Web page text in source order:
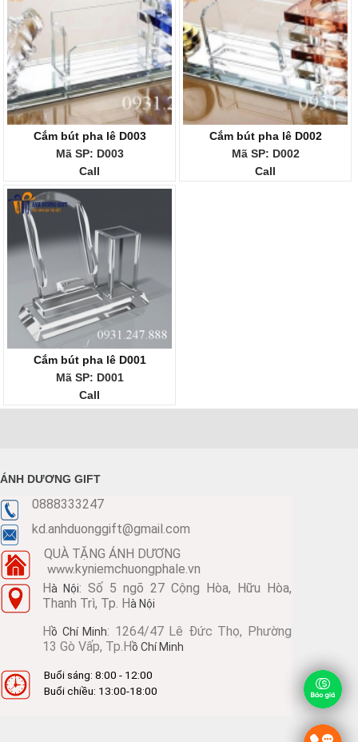
Cắm bút pha lê D003
Mã SP: D003
Call
Cắm bút pha lê D002
Mã SP: D002
Call
Cắm bút pha lê D001
Mã SP: D001
Call
ÁNH DƯƠNG GIFT
0888333247
kd.anhduonggift@gmail.com
QUÀ TẶNG ÁNH DƯƠNG
www.kyniemchuongphale.vn
Hà Nội: Số 5 ngõ 27 Cộng Hòa, Hữu Hòa,
Thanh Trì, Tp. Hà Nội
Hồ Chí Minh: 1264/47 Lê Đức Thọ, Phường
13 Gò Vấp, Tp.Hồ Chí Minh
Buổi sáng: 8:00 - 12:00
Buổi chiều: 13:00-18:00